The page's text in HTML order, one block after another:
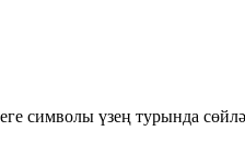
символы үзең турында